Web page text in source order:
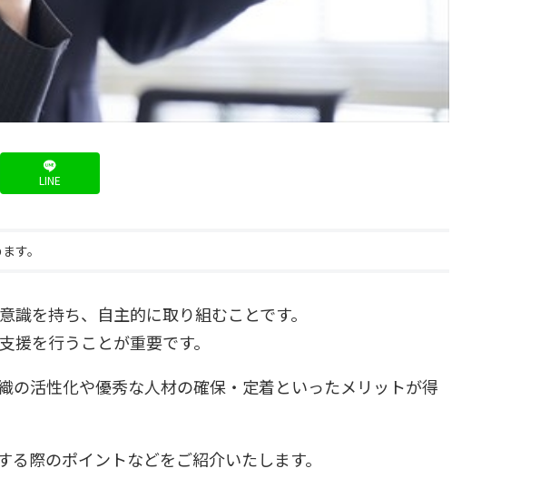
LINE
す。
を持ち、自主的に取り組むことです。
を行うことが重要です。
の活性化や優秀な人材の確保・定着といったメリットが得
際のポイントなどをご紹介いたします。